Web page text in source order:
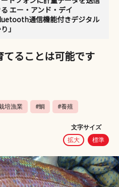
エー・アンド・デイ
通信機能付きデジタル
」
ることは可能です
培漁業 #鯛 #養殖
文字サイズ
拡大
標準